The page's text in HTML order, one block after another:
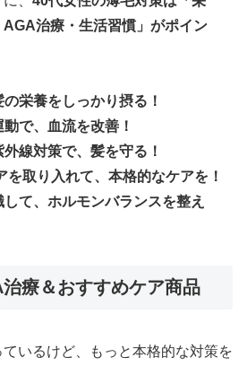
治療・生活習慣」がポイン
栄養をしっかり摂る！
で、血流を改善！
線対策で、髪を守る！
取り入れて、本格的なケアを！
て、ホルモンバランスを整え
療＆おすすめケア商品
ているけど、もっと本格的な対策を